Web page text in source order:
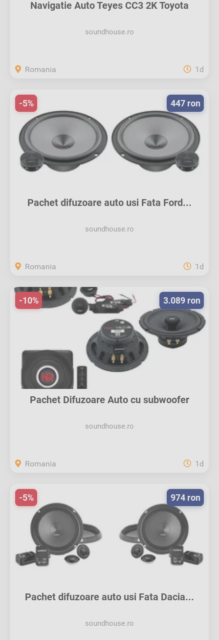
Navigatie Auto Teyes CC3 2K Toyota
soundhouse.ro
Romania 1d
Pachet difuzoare auto usi Fata Ford...
soundhouse.ro
447 ron
-5%
Romania 1d
Pachet Difuzoare Auto cu subwoofer
soundhouse.ro
3.089 ron
-10%
Romania 1d
Pachet difuzoare auto usi Fata Dacia...
soundhouse.ro
974 ron
-5%